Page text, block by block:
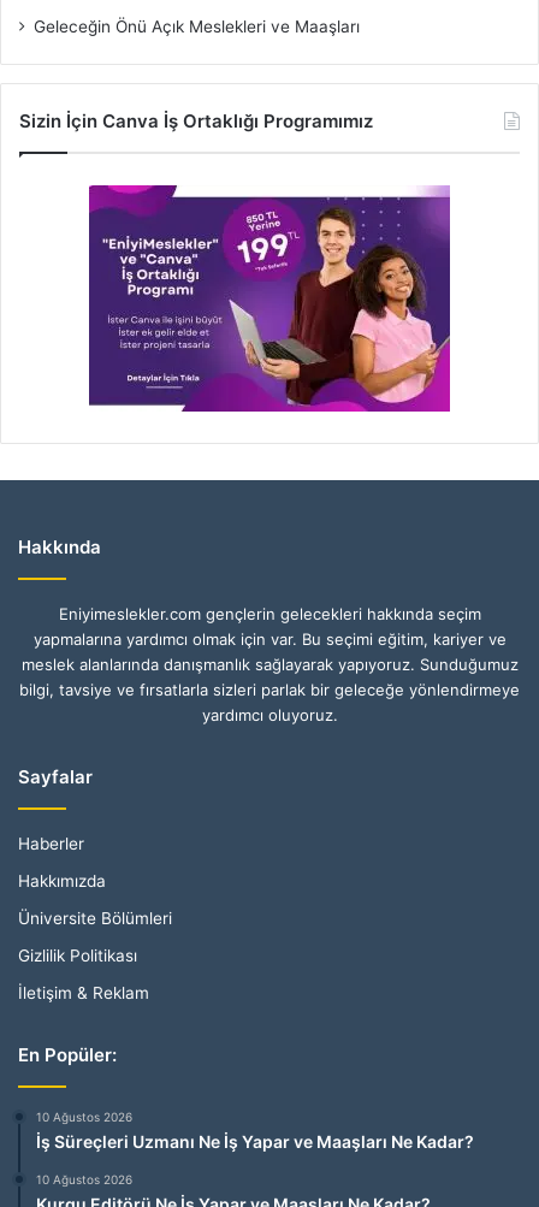
Geleceğin Önü Açık Meslekleri ve Maaşları
Sizin İçin Canva İş Ortaklığı Programımız
Hakkında
Eniyimeslekler.com gençlerin gelecekleri hakkında seçim
yapmalarına yardımcı olmak için var. Bu seçimi eğitim, kariyer ve
meslek alanlarında danışmanlık sağlayarak yapıyoruz. Sunduğumuz
bilgi, tavsiye ve fırsatlarla sizleri parlak bir geleceğe yönlendirmeye
yardımcı oluyoruz.
Sayfalar
Haberler
Hakkımızda
Üniversite Bölümleri
Gizlilik Politikası
İletişim & Reklam
En Popüler:
10 Ağustos 2026
İş Süreçleri Uzmanı Ne İş Yapar ve Maaşları Ne Kadar?
10 Ağustos 2026